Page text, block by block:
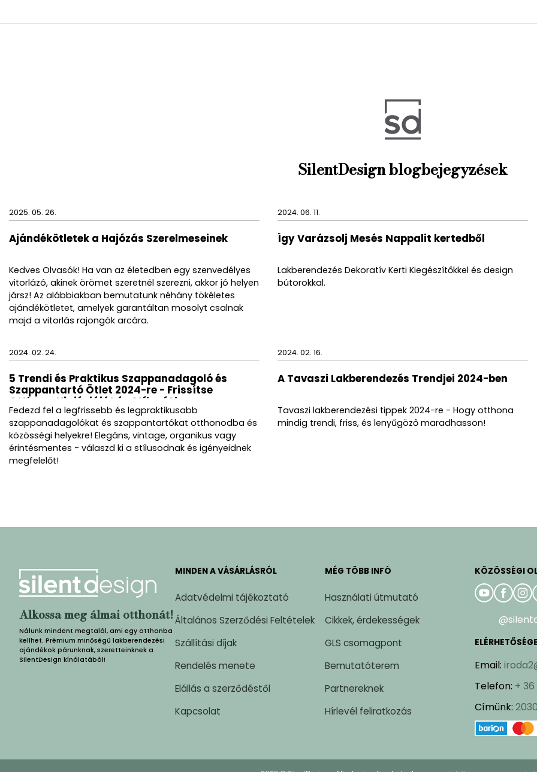
SilentDesign blogbejegyzések
2025. 05. 26.
Ajándékötletek a Hajózás Szerelmeseinek
Kedves Olvasók! Ha van az életedben egy szenvedélyes
vitorlázó, akinek örömet szeretnél szerezni, akkor jó helyen
jársz! Az alábbiakban bemutatunk néhány tökéletes
ajándékötletet, amelyek garantáltan mosolyt csalnak
majd a vitorlás rajongók arcára.
2024. 06. 11.
Így Varázsolj Mesés Nappalit kertedből
Lakberendezés Dekoratív Kerti Kiegészítőkkel és design
bútorokkal.
2024. 02. 24.
5 Trendi és Praktikus Szappanadagoló és
Szappantartó Ötlet 2024-re - Frissítse
Otthona Higiéniáját és Stílusát!
Fedezd fel a legfrissebb és legpraktikusabb
szappanadagolókat és szappantartókat otthonodba és
közösségi helyekre! Elegáns, vintage, organikus vagy
érintésmentes - válaszd ki a stílusodnak és igényeidnek
megfelelőt!
2024. 02. 16.
A Tavaszi Lakberendezés Trendjei 2024-ben
Tavaszi lakberendezési tippek 2024-re - Hogy otthona
mindig trendi, friss, és lenyűgöző maradhasson!
Alkossa meg álmai otthonát!
Nálunk mindent megtalál, ami egy otthonba
kellhet. Prémium minőségű lakberendezési
ajándékok párunknak, szeretteinknek a
SilentDesign kínálatából!
MINDEN A VÁSÁRLÁSRÓL
Adatvédelmi tájékoztató
Általános Szerződési Feltételek
Szállítási díjak
Rendelés menete
Elállás a szerződéstől
Kapcsolat
MÉG TÖBB INFÓ
Használati útmutató
Cikkek, érdekességek
GLS csomagpont
Bemutatóterem
Partnereknek
Hírlevél feliratkozás
KÖZÖSSÉGI
Email:
Telefon: +
Címünk: